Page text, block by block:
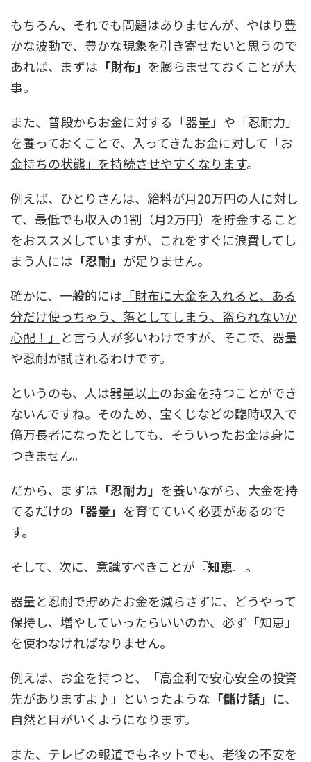
もちろん、それでも問題はありませんが、やはり豊
かな波動で、豊かな現象を引き寄せたいと思うので
あれば、まずは 「財布」 を膨らませておくことが大
事。
また、普段からお金に対する「器量」や「忍耐力」
を養っておくことで、 入ってきたお金に対して「お
金持ちの状態」を持続させやすくなります。
例えば、ひとりさんは、給料が月20万円の人に対し
て、最低でも収入の1割（月2万円）を貯金すること
をおススメしていますが、これをすぐに浪費してし
まう人には 「忍耐」 が足りません。
確かに、一般的には 「財布に大金を入れると、ある
分だけ使っちゃう、落としてしまう、盗られないか
心配！」 と言う人が多いわけですが、そこで、器量
や忍耐が試されるわけです。
というのも、人は器量以上のお金を持つことができ
ないんですね。そのため、宝くじなどの臨時収入で
億万長者になったとしても、そういったお金は身に
つきません。
だから、まずは 「忍耐力」 を養いながら、大金を持
てるだけの 「器量」 を育てていく必要があるので
す。
そして、次に、意識すべきことが 『知恵』 。
器量と忍耐で貯めたお金を減らさずに、どうやって
保持し、増やしていったらいいのか、必ず「知恵」
を使わなければなりません。
例えば、お金を持つと、「高金利で安心安全の投資
先がありますよ♪」といったような 「儲け話」 に、
自然と目がいくようになります。
また、テレビの報道でもネットでも、老後の不安を